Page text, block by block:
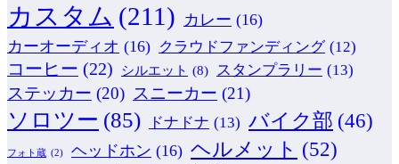
カスタム (211) カレー (16)
カーオーディオ (16) クラウドファンディング (12)
コーヒー (22) シルエット (8) スタンプラリー (13)
ステッカー (20) スニーカー (21)
ソロツー (85) ドナドナ (13) バイク部 (46)
フォト蔵 (2) ヘッドホン (16) ヘルメット (52)